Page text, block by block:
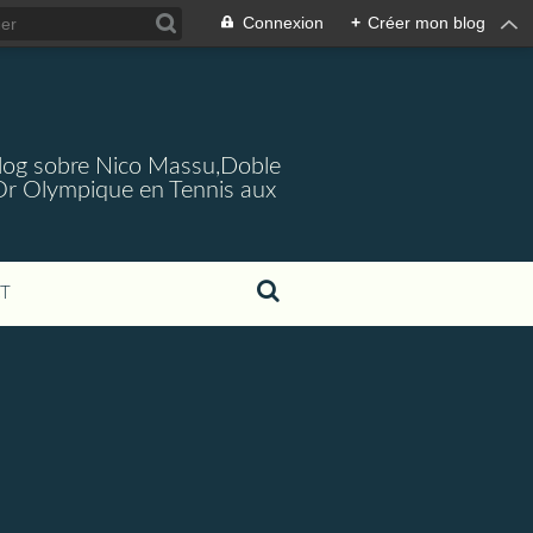
Connexion + Créer mon blog
sobre Nico Massu,Doble
Olympique en Tennis aux